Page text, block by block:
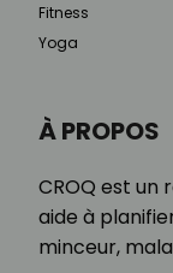
À PROPOS
CROQ est un
aide à
minceur,
Fitness
Yoga